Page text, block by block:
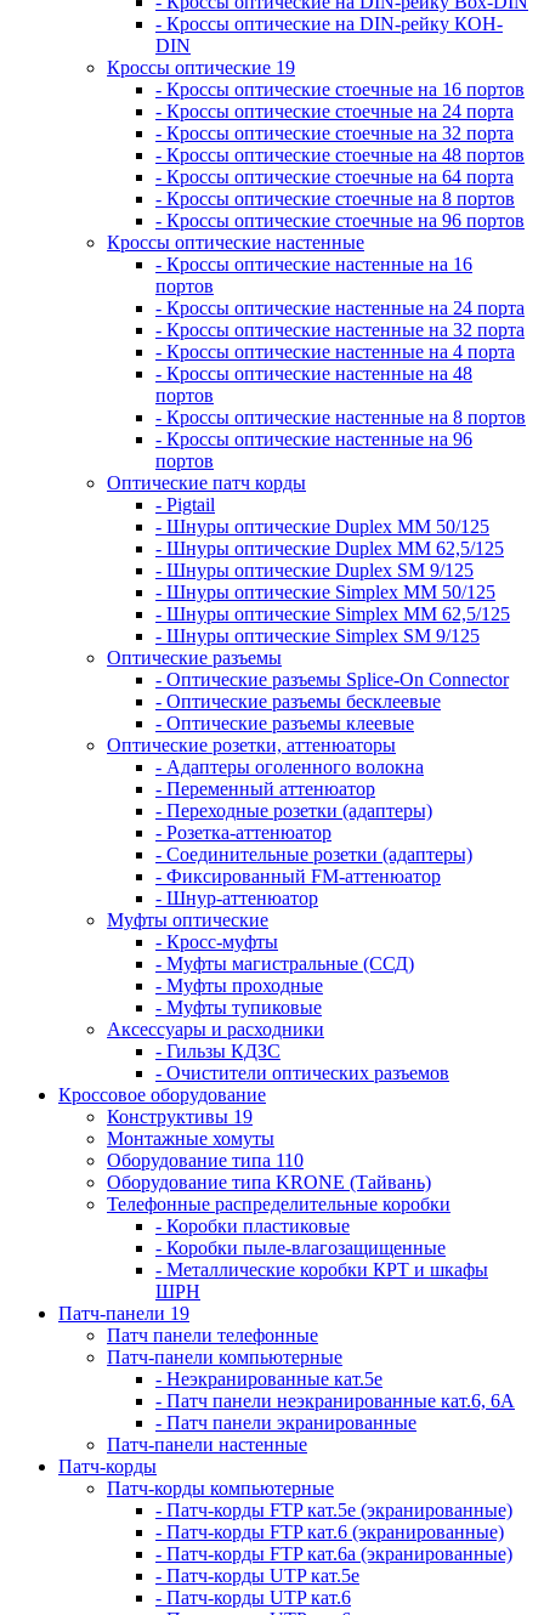
- Кроссы оптические на DIN-рейку КОН-
DIN
Кроссы оптические 19
- Кроссы оптические стоечные на 16 портов
- Кроссы оптические стоечные на 24 порта
- Кроссы оптические стоечные на 32 порта
- Кроссы оптические стоечные на 48 портов
- Кроссы оптические стоечные на 64 порта
- Кроссы оптические стоечные на 8 портов
- Кроссы оптические стоечные на 96 портов
Кроссы оптические настенные
- Кроссы оптические настенные на 16
портов
- Кроссы оптические настенные на 24 порта
- Кроссы оптические настенные на 32 порта
- Кроссы оптические настенные на 4 порта
- Кроссы оптические настенные на 48
портов
- Кроссы оптические настенные на 8 портов
- Кроссы оптические настенные на 96
портов
Оптические патч корды
- Pigtail
- Шнуры оптические Duplex MM 50/125
- Шнуры оптические Duplex MM 62,5/125
- Шнуры оптические Duplex SM 9/125
- Шнуры оптические Simplex MM 50/125
- Шнуры оптические Simplex MM 62,5/125
- Шнуры оптические Simplex SM 9/125
Оптические разъемы
- Оптические разъемы Splice-On Connector
- Оптические разъемы бесклеевые
- Оптические разъемы клеевые
Оптические розетки, аттенюаторы
- Адаптеры оголенного волокна
- Переменный аттенюатор
- Переходные розетки (адаптеры)
- Розетка-аттенюатор
- Соединительные розетки (адаптеры)
- Фиксированный FM-аттенюатор
- Шнур-аттенюатор
Муфты оптические
- Кросс-муфты
- Муфты магистральные (ССД)
- Муфты проходные
- Муфты тупиковые
Аксессуары и расходники
- Гильзы КДЗС
- Очистители оптических разъемов
Кроссовое оборудование
Конструктивы 19
Монтажные хомуты
Оборудование типа 110
Оборудование типа KRONE (Тайвань)
Телефонные распределительные коробки
- Коробки пластиковые
- Коробки пыле-влагозащищенные
- Металлические коробки КРТ и шкафы
ШРН
Патч-панели 19
Патч панели телефонные
Патч-панели компьютерные
- Неэкранированные кат.5е
- Патч панели неэкранированные кат.6, 6А
- Патч панели экранированные
Патч-панели настенные
Патч-корды
Патч-корды компьютерные
- Патч-корды FTP кат.5е (экранированные)
- Патч-корды FTP кат.6 (экранированные)
- Патч-корды FTP кат.6а (экранированные)
- Патч-корды UTP кат.5е
- Патч-корды UTP кат.6